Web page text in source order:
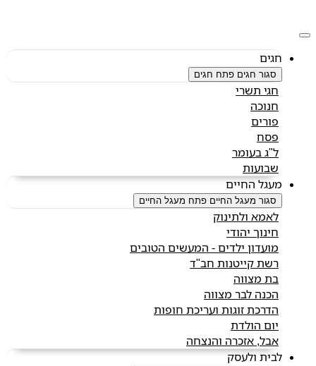
חגים
סגור חגים פתח חגים
חגי תשרי
חנוכה
פורים
פסח
ל"ג בעומר
שבועות
מעגל החיים
סגור מעגל החיים פתח מעגל החיים
לאמא ולתינוק
חינוך יהודי
מועדון ילדים - המעשים הטובים
רשת קייטנות חב"ד
בת מצווה
הכנה לבר מצווה
הדרכת זוגות ועריכת חופות
יום הולדת
אבל, אזכרה והנצחה
לבית ולעסק